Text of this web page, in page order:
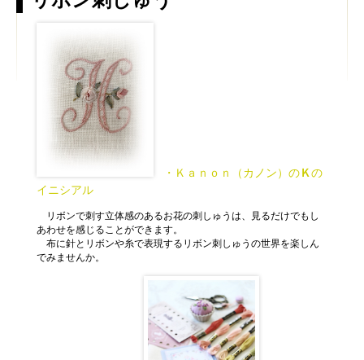
・Ｋａｎｏｎ（カノン）のＫの
イニシアル
リボンで刺す立体感のあるお花の刺しゅうは、見るだけでもし
あわせを感じることができます。
布に針とリボンや糸で表現するリボン刺しゅうの世界を楽しん
でみませんか。